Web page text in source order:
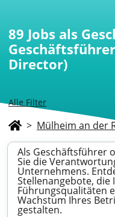
Alle Filter
89 Jobs als
Director)
> Mülheim an der
Als Geschäftsführer
Sie die
Unternehmens.
Stellenangebote, die
Führungsqualitäten
Wachstum Ihres
gestalten.